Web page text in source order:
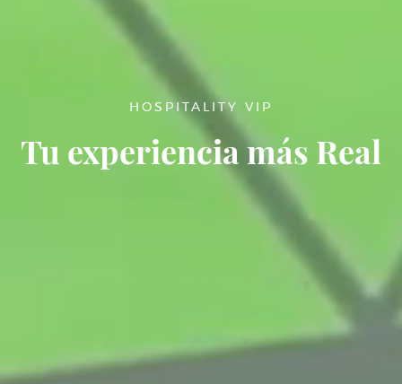
HOSPITALITY VIP
Tu experiencia más Real